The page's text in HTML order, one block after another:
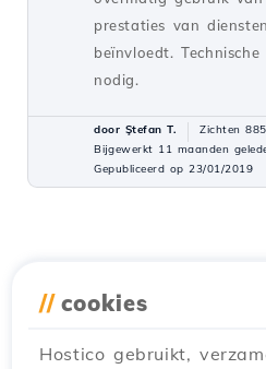
prestaties van
beïnvloedt.
nodig.
door Ştefan T.
Zichten 885
Bijgewerkt 11 maanden
Gepubliceerd op 23/01/2019
// cookies
Hostico gebruikt,